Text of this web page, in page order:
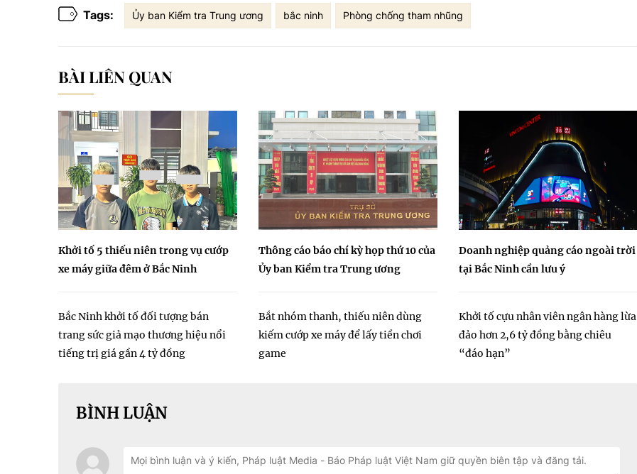
Tags: Ủy ban Kiểm tra Trung ương bắc ninh Phòng chống tham nhũng
BÀI LIÊN QUAN
Khởi tố 5 thiếu niên trong vụ cướp
xe máy giữa đêm ở Bắc Ninh
Thông cáo báo chí kỳ họp thứ 10 của
Ủy ban Kiểm tra Trung ương
Doanh nghiệp quảng cáo ngoài trời
tại Bắc Ninh cần lưu ý
Bắc Ninh khởi tố đối tượng bán
trang sức giả mạo thương hiệu nổi
tiếng trị giá gần 4 tỷ đồng
Bắt nhóm thanh, thiếu niên dùng
kiếm cướp xe máy để lấy tiền chơi
game
Khởi tố cựu nhân viên ngân hàng lừa
đảo hơn 2,6 tỷ đồng bằng chiêu
“đáo hạn”
BÌNH LUẬN